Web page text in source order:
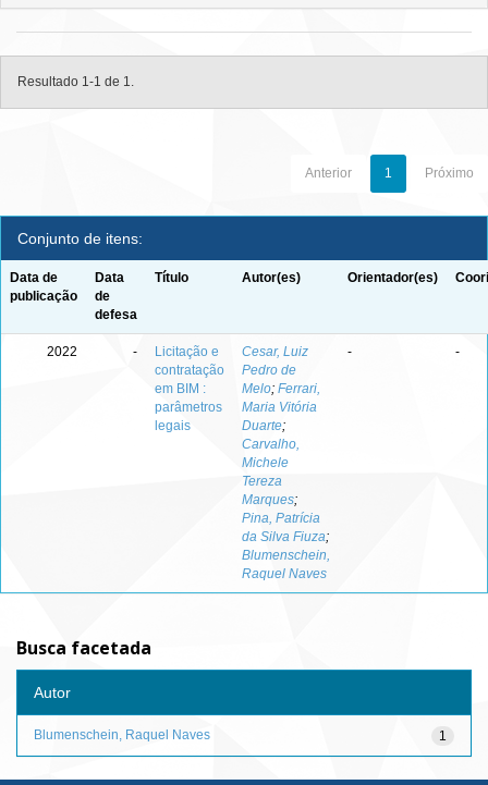
Resultado 1-1 de 1.
Anterior 1 Próximo
Conjunto de itens:
Data de
publicação
Data
de
defesa
Título Autor(es) Orientador(es)
2022 -
Licitação e
contratação
em BIM :
parâmetros
legais
Cesar, Luiz
Pedro de
Melo; Ferrari,
Maria Vitória
Duarte;
Carvalho,
Michele
Tereza
Marques;
Pina, Patrícia
da Silva Fiuza;
Blumenschein,
Raquel Naves
- -
Busca facetada
Autor
1
Blumenschein, Raquel Naves